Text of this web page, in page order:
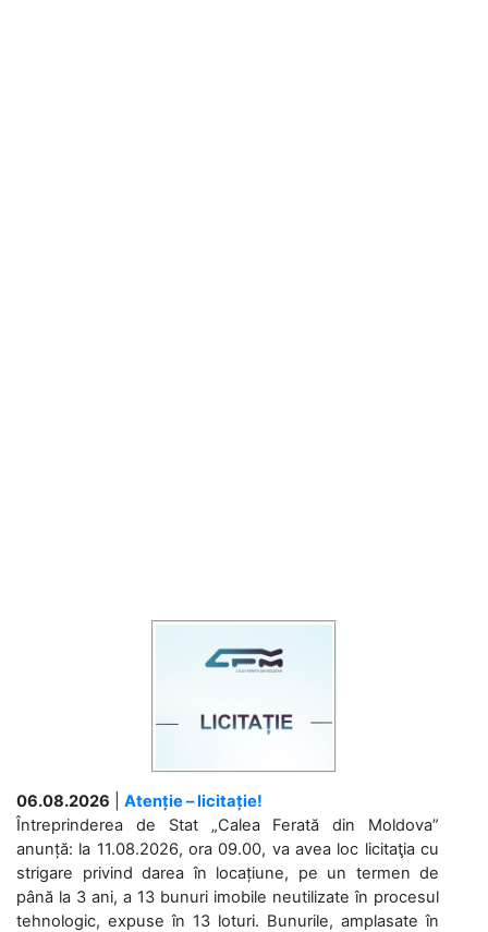
06.08.2026
Atenție – licitație!
Întreprinderea de Stat „Calea Ferată din Moldova”
anunță: la 11.08.2026, ora 09.00, va avea loc licitaţia cu
strigare privind darea în locațiune, pe un termen de
până la 3 ani, a 13 bunuri imobile neutilizate în procesul
tehnologic, expuse în 13 loturi. Bunurile, amplasate în